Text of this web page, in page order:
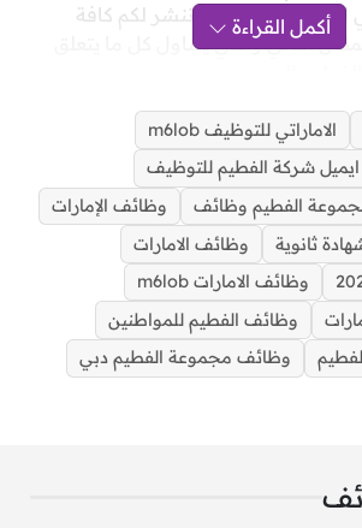
لجميع الجنسيات وننشر لكم كافة
التالي والذي يتناول كل ما يتعلق
أكمل القراءة
الاماراتي للتوظيف m6lob
ايميل شركة الفطيم للتوظيف
الفطيم وظائف
وظائف الإمارات
ثانوية
وظائف الامارات
وظائف الامارات m6lob
وظائف الفطيم للمواطنين
وظائف مجموعة الفطيم دبي